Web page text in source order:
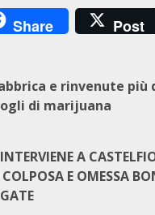
Share Post
e rinvenute più
di marijuana
A
E OMESSA